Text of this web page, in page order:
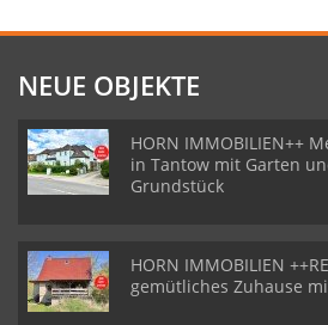
NEUE OBJEKTE
HORN IMMOBILIEN++
in Tantow mit Garten
Grundstück
HORN IMMOBILIEN
gemütliches Zuhause